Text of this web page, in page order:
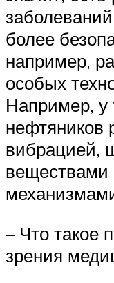
более
например,
особых
Например, у
нефтяников
вибрацией,
– Что такое
зрения